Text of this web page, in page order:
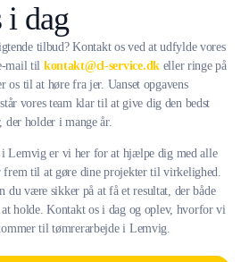
i dag
tilbud? Kontakt os ved at udfylde vores
mail til kontakt@cl-service.dkeller ringe på
os til at høre fra jer. Uanset opgavens
vores team klar til at give dig den bedst
der holder i mange år.
Lemvig er vi her for at hjælpe dig med alle
frem til at gøre dine projekter til virkelighed.
du være sikker på at få et resultat, der både
holde. Kontakt os i dag og oplev, hvorfor vi
til tømrerarbejde i Lemvig.